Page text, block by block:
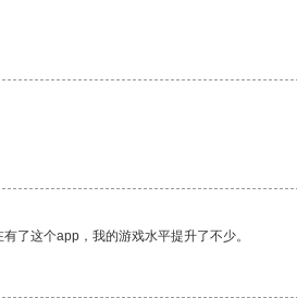
了这个app，我的游戏水平提升了不少。